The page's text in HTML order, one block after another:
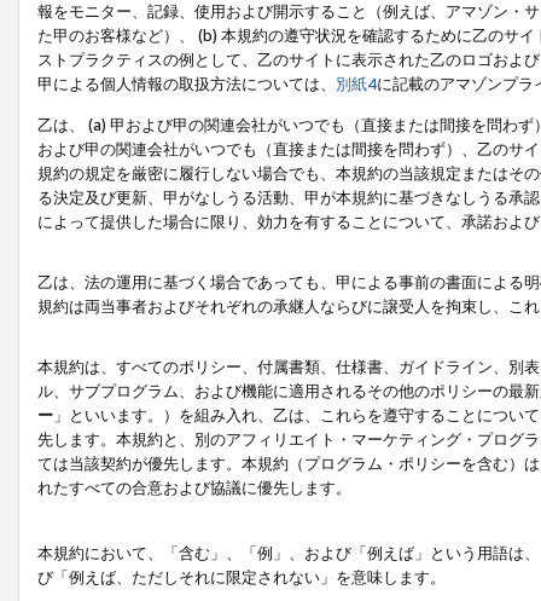
報をモニター、記録、使用および開示すること（例えば、アマゾン・
た甲のお客様など）、 (b) 本規約の遵守状況を確認するために乙のサ
ストプラクティスの例として、乙のサイトに表示された乙のロゴおよ
甲による個人情報の取扱方法については、 別紙4に記載のアマゾンプ
乙は、 (a) 甲および甲の関連会社がいつでも（直接または間接を問わ
および甲の関連会社がいつでも（直接または間接を問わず）、乙のサ
規約の規定を厳密に履行しない場合でも、本規約の当該規定またはそ
る決定及び更新、甲がなしうる活動、甲が本規約に基づきなしうる承
によって提供した場合に限り、効力を有することについて、承諾およ
乙は、法の運用に基づく場合であっても、甲による事前の書面による
規約は両当事者およびそれぞれの承継人ならびに譲受人を拘束し、こ
本規約は、すべてのポリシー、付属書類、仕様書、ガイドライン、別
ル、サブプログラム、および機能に適用されるその他のポリシーの最
ー 」といいます。）を組み入れ、乙は、これらを遵守することにつ
先します。本規約と、別のアフィリエイト・マーケティング・プログ
ては当該契約が優先します。本規約（プログラム・ポリシーを含む）
れたすべての合意および協議に優先します。
本規約において、「含む」、「例」、および「例えば」という用語は
び「例えば、ただしそれに限定されない」を意味します。